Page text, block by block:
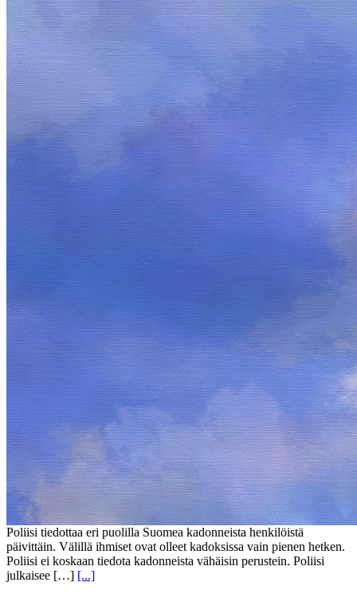
Poliisi tiedottaa eri puolilla Suomea kadonneista henkilöistä
päivittäin. Välillä ihmiset ovat olleet kadoksissa vain pienen hetken.
Poliisi ei koskaan tiedota kadonneista vähäisin perustein. Poliisi
julkaisee […] [...]